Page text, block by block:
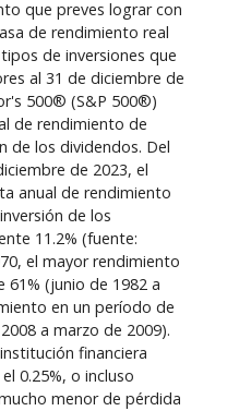
que preves lograr con
de rendimiento real
de inversiones que
al 31 de diciembre de
500® (S&P 500®)
de rendimiento de
de los dividendos. Del
de 2023, el
anual de rendimiento
de los
11.2% (fuente:
el mayor rendimiento
61% (junio de 1982 a
en un período de
a marzo de 2009).
financiera
0.25%, o incluso
menor de pérdida